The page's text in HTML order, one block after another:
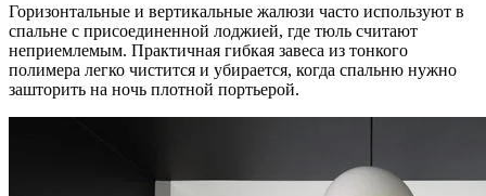
Горизонтальные и вертикальные жалюзи часто используют в
спальне с присоединенной лоджией, где тюль считают
неприемлемым. Практичная гибкая завеса из тонкого
полимера легко чистится и убирается, когда спальню нужно
зашторить на ночь плотной портьерой.